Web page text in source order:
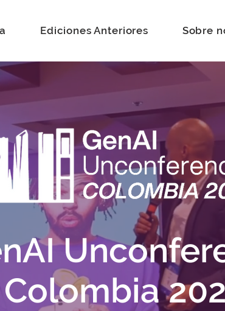
Ediciones Anteriores Sobre
Colombia